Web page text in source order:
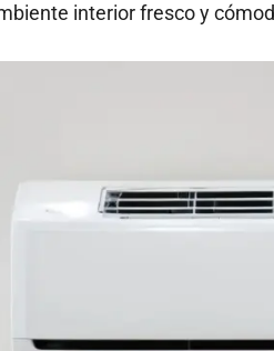
interior fresco y